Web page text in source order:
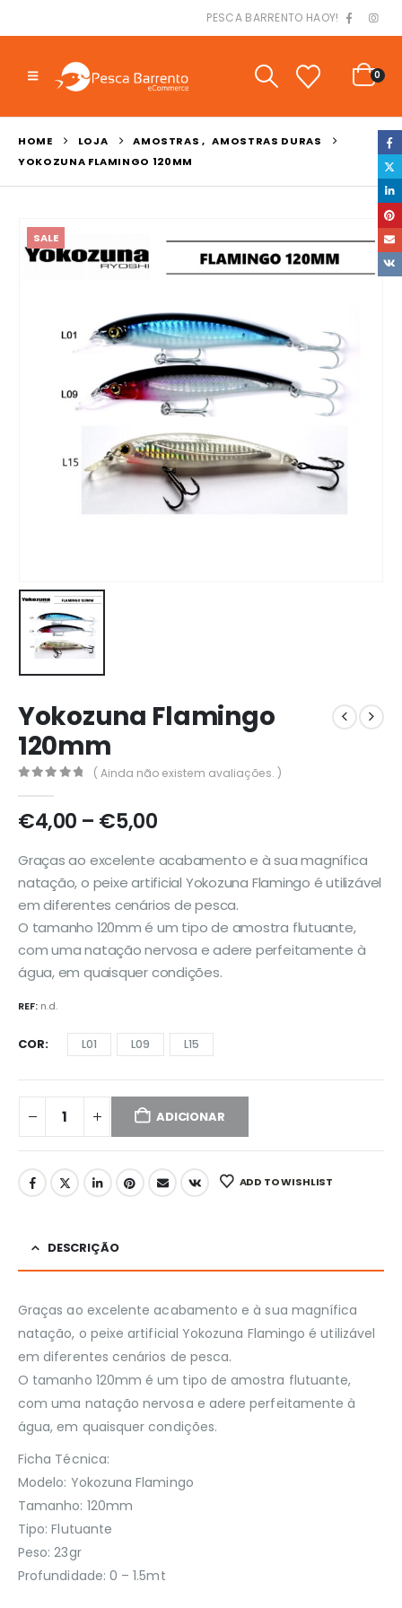
PESCA BARRENTO HAOY!
0
HOME LOJA AMOSTRAS , AMOSTRAS DURAS
YOKOZUNA FLAMINGO 120MM
SALE
Yokozuna Flamingo
120mm
( Ainda não existem avaliações. )
€4,00 – €5,00Price
€4,00
through
€5,00
Graças ao excelente acabamento e à sua magnífica
natação, o peixe artificial Yokozuna Flamingo é utilizável
em diferentes cenários de pesca.
O tamanho 120mm é um tipo de amostra flutuante,
com uma natação nervosa e adere perfeitamente à
água, em quaisquer condições.
REF: n.d.
COR L01 L09 L15
ADICIONAR
ADD TO WISHLIST
DESCRIÇÃO
Graças ao excelente acabamento e à sua magnífica
natação, o peixe artificial Yokozuna Flamingo é utilizável
em diferentes cenários de pesca.
O tamanho 120mm é um tipo de amostra flutuante,
com uma natação nervosa e adere perfeitamente à
água, em quaisquer condições.
Ficha Técnica:
Modelo: Yokozuna Flamingo
Tamanho: 120mm
Tipo: Flutuante
Peso: 23gr
Profundidade: 0 – 1.5mt